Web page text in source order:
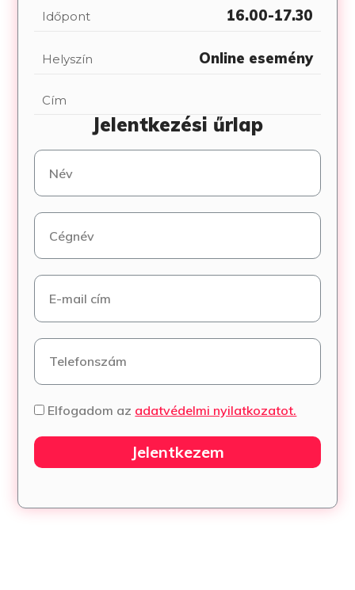
Időpont 16.00-17.30
Helyszín Online esemény
Cím
Jelentkezési űrlap
Elfogadom az adatvédelmi nyilatkozatot.
Jelentkezem